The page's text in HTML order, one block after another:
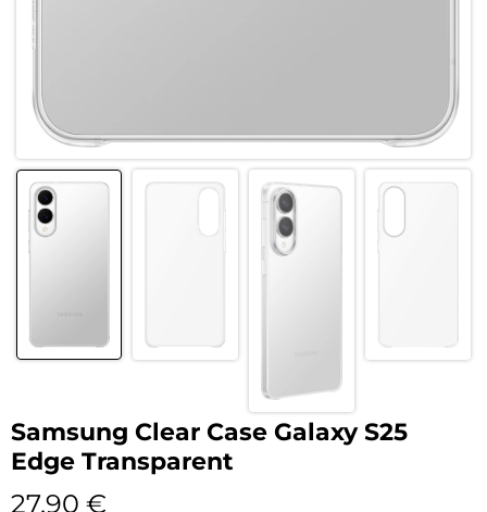
Samsung Clear Case Galaxy S25
Edge Transparent
27,90 €